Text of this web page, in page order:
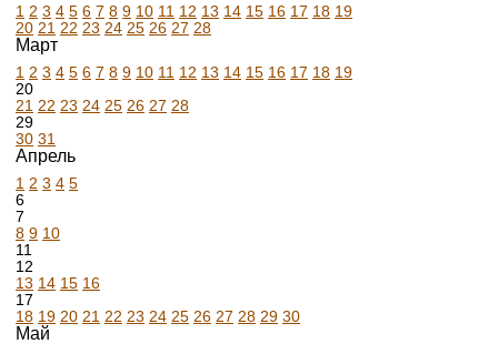
1 2 3 4 5 6 7 8 9 10 11 12 13 14 15 16 17 18 19
20 21 22 23 24 25 26 27 28
Март
1 2 3 4 5 6 7 8 9 10 11 12 13 14 15 16 17 18 19
20
21 22 23 24 25 26 27 28
29
30 31
Апрель
1 2 3 4 5
6
7
8 9 10
11
12
13 14 15 16
17
18 19 20 21 22 23 24 25 26 27 28 29 30
Май